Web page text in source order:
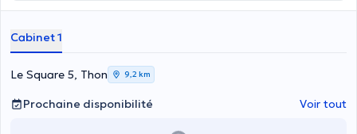
Servais ainsi qu'à domicile dans la région de Namur-Malonne. le
personnes n'ayant pas d'abonnement
Cabinet 1
Le Square 5, Thon 9,2 km
Prochaine disponibilité Voir tout